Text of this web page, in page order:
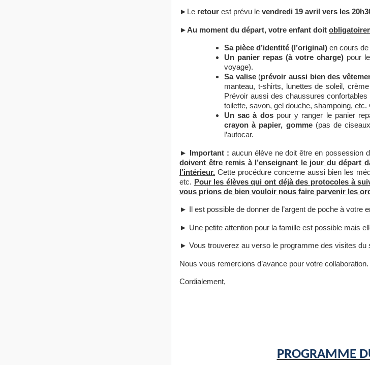
►Le retour est prévu le vendredi 19 avril vers les
►Au moment du départ, votre enfant doit
Sa pièce d’identité (l’original) en cours de
Un panier repas (à votre charge)pour le
voyage).
Sa valise(prévoir aussi bien des
manteau, t-shirts, lunettes de soleil,
Prévoir aussi des chaussures
toilette, savon, gel douche, shampoing,
Un sac à dospour y ranger le panier
crayon à papier, gomme(pas de
l’autocar.
► Important : aucun élève ne doit être en possession
doivent être remis à l’enseignant le jour du départ
l’intérieur. Cette procédure concerne aussi bien les
etc. Pour les élèves qui ont déjà des protocoles à
vous prions de bien vouloir nous faire parvenir les
► Il est possible de donner de l’argent de poche à votre
► Une petite attention pour la famille est possible mais
► Vous trouverez au verso le programme des visites du
Nous vous remercions d’avance pour votre collaboration.
Cordialement,
PROGRAMME